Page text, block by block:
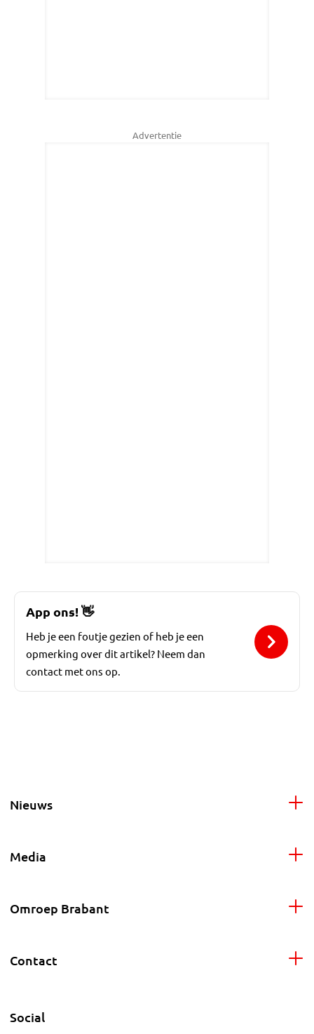
Advertentie
App ons!👋
Heb je een foutje gezien of heb je een
opmerking over dit artikel? Neem dan
contact met ons op.
Nieuws
Media
Omroep Brabant
Contact
Social